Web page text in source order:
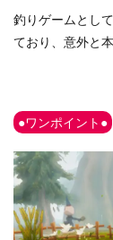
釣りゲームとし
ており、意外と
●ワンポイント●